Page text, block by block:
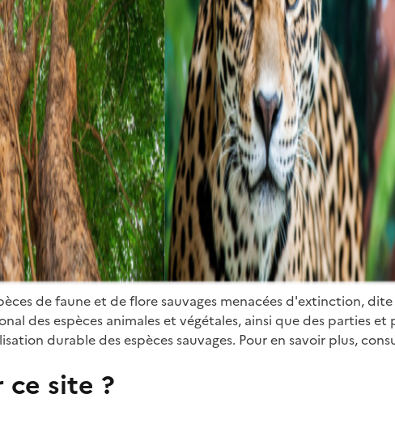
de faune et de flore sauvages menacées d'extinction,
des espèces animales et végétales, ainsi que des parties et
durable des espèces sauvages. Pour en savoir plus,
ce site ?